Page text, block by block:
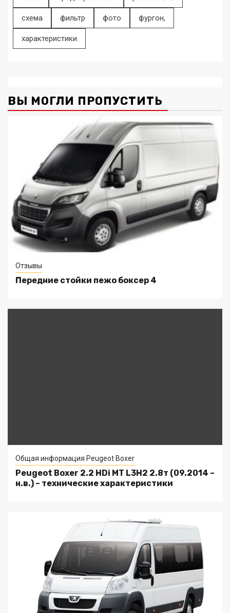
схема фильтр фото фургон,
характеристики
ВЫ МОГЛИ ПРОПУСТИТЬ
Отзывы
Передние стойки пежо боксер 4
Общая информация Peugeot Boxer
Peugeot Boxer 2.2 HDi MT L3H2 2.8т (09.2014 –
н.в.) – технические характеристики